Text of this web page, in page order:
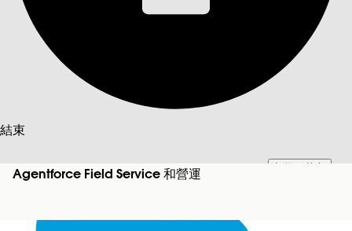
結束
此文已使用 Salesforce 機器翻譯系統翻譯。更多詳細資料請參見
Agentforce Field Service 和營運